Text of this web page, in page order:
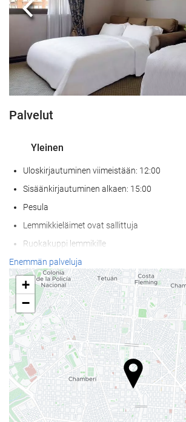
Edellinen
Palvelut
Yleinen
Uloskirjautuminen viimeistään: 12:00
Sisäänkirjautuminen alkaen: 15:00
Pesula
Lemmikkieläimet ovat sallittuja
Ruokakuppi lemmikille
Ilmastoitu
Lämmitys
Hissi
Pääsy liikuntarajoitteisille asiakkaille
Huoneissa tupakointi kielletty
Kaikki tilat savuttomia (julkiset ja yksityiset)
Tupakointialue
Äänieristys huoneissa
Enemmän palveluja
+
−